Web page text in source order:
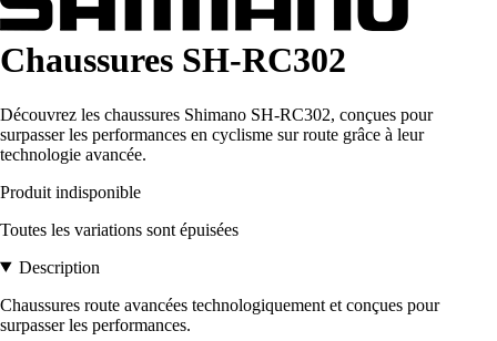
Chaussures SH-RC302
Découvrez les chaussures Shimano SH-RC302, conçues pour
surpasser les performances en cyclisme sur route grâce à leur
technologie avancée.
Produit indisponible
Toutes les variations sont épuisées
Description
Chaussures route avancées technologiquement et conçues pour
surpasser les performances.